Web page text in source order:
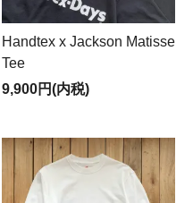
Handtex x Jackson Matisse
Tee
9,900円(内税)